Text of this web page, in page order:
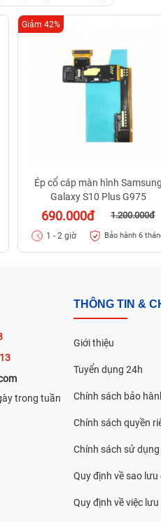
Ép cổ cáp màn hình Samsung
Galaxy S10 Plus G975
690.000đ 1.200.000đ
Giảm 42%
1 - 2 giờ Bảo hành 6
trong tuần
THÔNG TIN &
Giới thiệu
Tuyển dụng 24h
Chính sách bảo
Chính sách quyền
Chính sách sử dụng
Quy định về sao lưu
Quy định về việc